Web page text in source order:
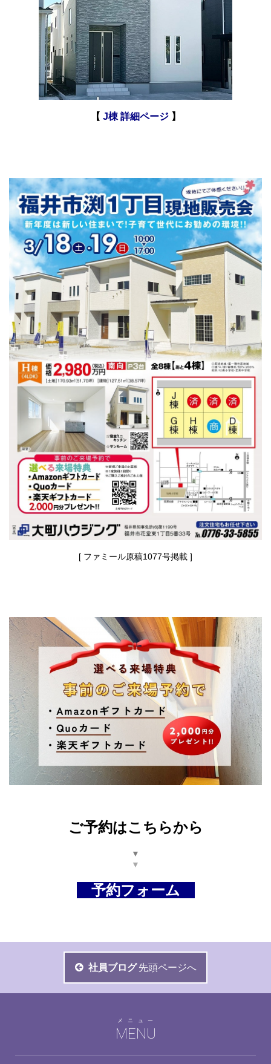
【 J棟 詳細ページ】
[ ファミール原稿1077号掲載 ]
ご予約はこちらから
▼
▼
予約フォーム
社員ブログ 先頭ページへ
MENU
メニュー